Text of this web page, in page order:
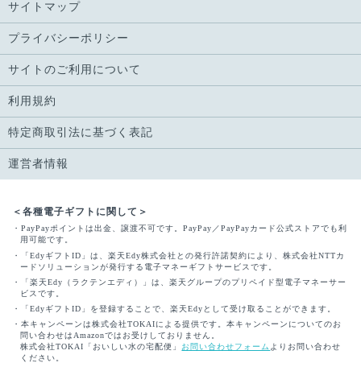
サイトマップ
プライバシーポリシー
サイトのご利用について
利用規約
特定商取引法に基づく表記
運営者情報
＜各種電子ギフトに関して＞
・PayPayポイントは出金、譲渡不可です。PayPay／PayPayカード公式ストアでも利
用可能です。
・「EdyギフトID」は、楽天Edy株式会社との発行許諾契約により、株式会社NTTカ
ードソリューションが発行する電子マネーギフトサービスです。
・「楽天Edy（ラクテンエディ）」は、楽天グループのプリペイド型電子マネーサー
ビスです。
・「EdyギフトID」を登録することで、楽天Edyとして受け取ることができます。
・本キャンペーンは株式会社TOKAIによる提供です。本キャンペーンについてのお
問い合わせはAmazonではお受けしておりません。
株式会社TOKAI「おいしい水の宅配便」お問い合わせフォーム よりお問い合わせ
ください。